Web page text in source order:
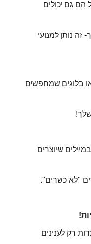
הם גם יכולים
זה נותן למנועי
בלוגים שמחפשים
שיוצרים
"לא כשרים".
רק לענינים